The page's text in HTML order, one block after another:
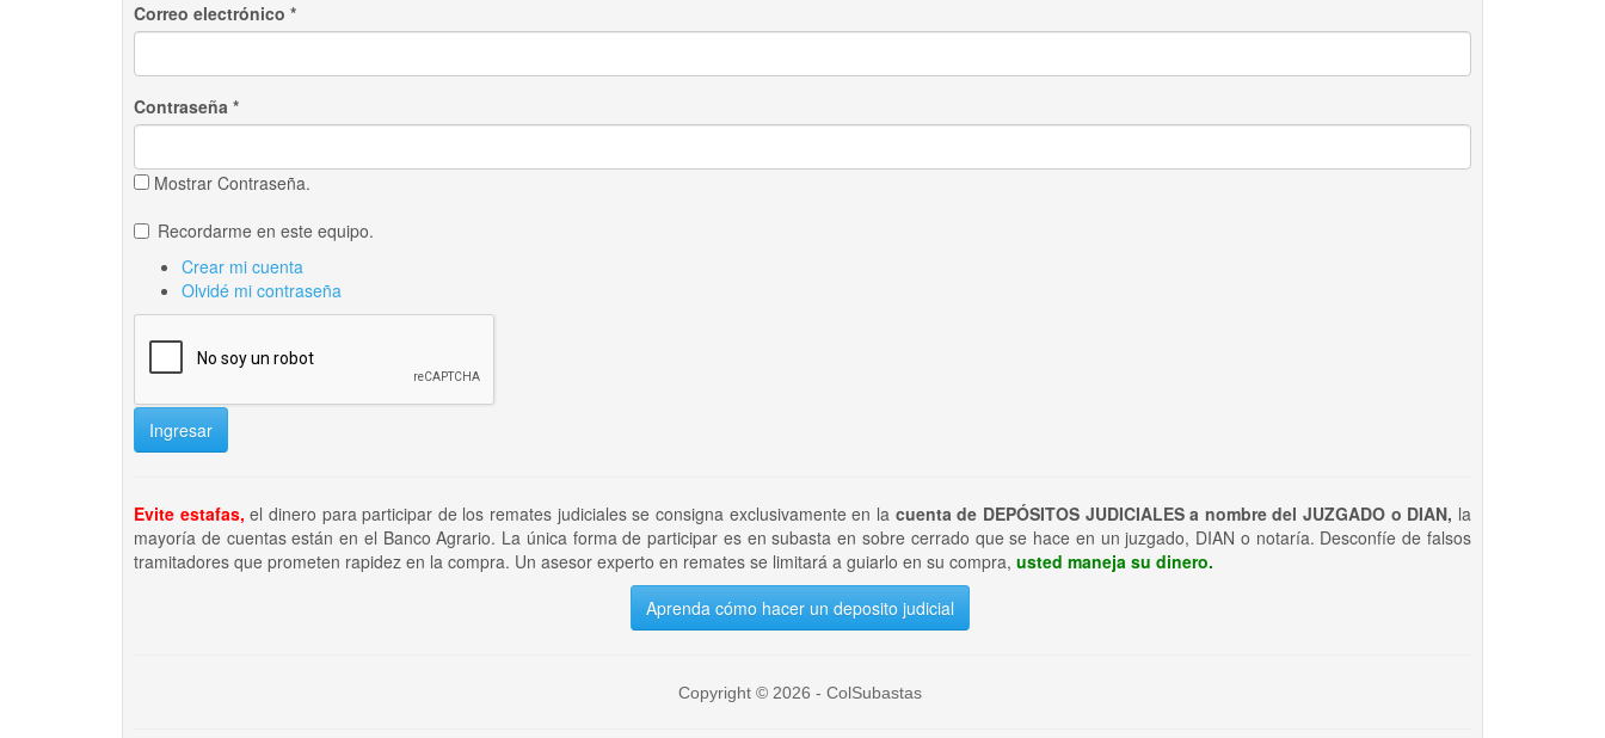
Correo electrónico *
Contraseña *
Mostrar Contraseña.
Recordarme en este equipo.
Crear mi cuenta
Olvidé mi contraseña
Ingresar
Evite estafas, el dinero para participar de los remates judiciales se consigna exclusivamente en lacuenta de DEPÓSITOS JUDICIALES a nombre del JUZGADO o DIAN, la
mayoría de cuentas están en el Banco Agrario. La única forma de participar es en subasta en sobre cerrado que se hace en un juzgado, DIAN o notaría. Desconfíe de falsos
tramitadores que prometen rapidez en la compra. Un asesor experto en remates se limitará a guiarlo en su compra, usted maneja su dinero.
Aprenda cómo hacer un deposito judicial
Copyright © 2026 - ColSubastas